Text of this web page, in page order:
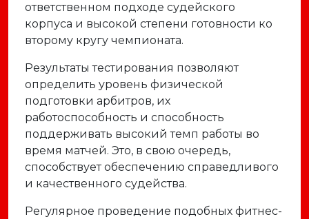
ответственном подходе судейского
корпуса и высокой степени готовности ко
второму кругу чемпионата.
Результаты тестирования позволяют
определить уровень физической
подготовки арбитров, их
работоспособность и способность
поддерживать высокий темп работы во
время матчей. Это, в свою очередь,
способствует обеспечению справедливого
и качественного судейства.
Регулярное проведение подобных фитнес-